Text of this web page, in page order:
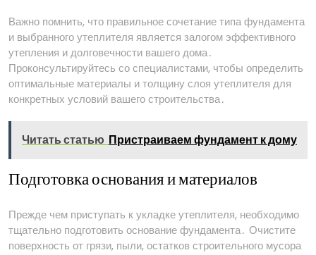
Важно помнить, что правильное сочетание типа фундамента
и выбранного утеплителя является залогом эффективного
утепления и долговечности вашего дома․
Проконсультируйтесь со специалистами, чтобы определить
оптимальные материалы и толщину слоя утеплителя для
конкретных условий вашего строительства․
Читать статью Пристраиваем фундамент к дому
Подготовка основания и материалов
Прежде чем приступать к укладке утеплителя, необходимо
тщательно подготовить основание фундамента․ Очистите
поверхность от грязи, пыли, остатков строительного мусора